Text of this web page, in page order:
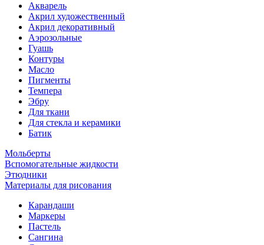
Акварель
Акрил художественный
Акрил декоративный
Аэрозольные
Гуашь
Контуры
Масло
Пигменты
Темпера
Эбру
Для ткани
Для стекла и керамики
Батик
Мольберты
Вспомогательные жидкости
Этюдники
Материалы для рисования
Карандаши
Маркеры
Пастель
Сангина